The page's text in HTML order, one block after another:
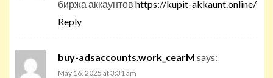
биржа аккаунтов https://kupit-akkaunt.online/
Reply
buy-adsaccounts.work_cearM says:
May 16, 2025 at 3:31 am